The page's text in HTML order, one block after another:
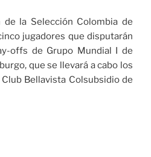
de la Selección Colombia de
jugadores que disputarán
offs de Grupo Mundial I de
que se llevará a cabo los
Bellavista Colsubsidio de